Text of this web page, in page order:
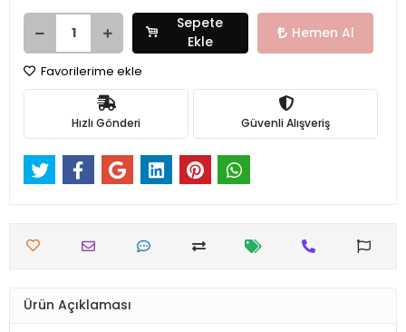
Sepete
Ekle
Hemen Al
Favorilerime ekle
Hızlı Gönderi Güvenli Alışveriş
Ürün Açıklaması